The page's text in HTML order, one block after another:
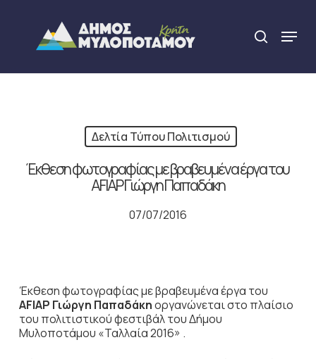
content
search
Menu
Δελτία Τύπου Πολιτισμού
Έκθεση φωτογραφίας με βραβευμένα έργα του
AFIAP Γιώργη Παπαδάκη
07/07/2016
Έκθεση φωτογραφίας με βραβευμένα έργα του
AFIAP Γιώργη Παπαδάκηοργανώνεται στο πλαίσιο
του πολιτιστικού φεστιβάλ του Δήμου
Μυλοποτάμου «Ταλλαία 2016» .
Close